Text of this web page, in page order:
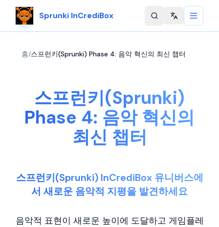
Sprunki InCrediBox Change
홈/스프런키(Sprunki) Phase 4: 음악 혁신의 최신 챕터
스프런키(Sprunki)
Phase 4: 음악 혁신의
최신 챕터
스프런키(Sprunki) InCrediBox 유니버스에
서 새로운 음악적 지평을 발견하세요
음악적 표현이 새로운 높이에 도달하고 게임플레